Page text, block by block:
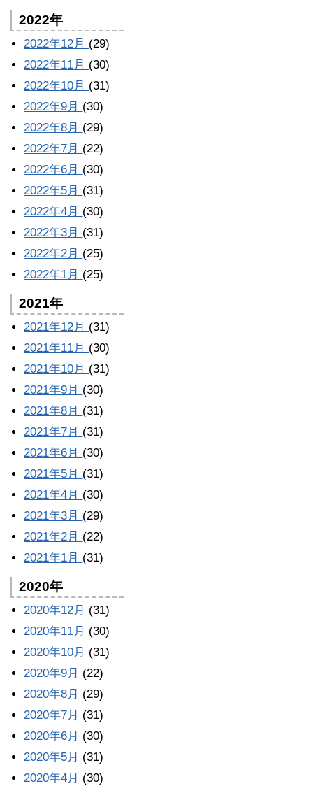
2022年
2022年12月 (29)
2022年11月 (30)
2022年10月 (31)
2022年9月 (30)
2022年8月 (29)
2022年7月 (22)
2022年6月 (30)
2022年5月 (31)
2022年4月 (30)
2022年3月 (31)
2022年2月 (25)
2022年1月 (25)
2021年
2021年12月 (31)
2021年11月 (30)
2021年10月 (31)
2021年9月 (30)
2021年8月 (31)
2021年7月 (31)
2021年6月 (30)
2021年5月 (31)
2021年4月 (30)
2021年3月 (29)
2021年2月 (22)
2021年1月 (31)
2020年
2020年12月 (31)
2020年11月 (30)
2020年10月 (31)
2020年9月 (22)
2020年8月 (29)
2020年7月 (31)
2020年6月 (30)
2020年5月 (31)
2020年4月 (30)